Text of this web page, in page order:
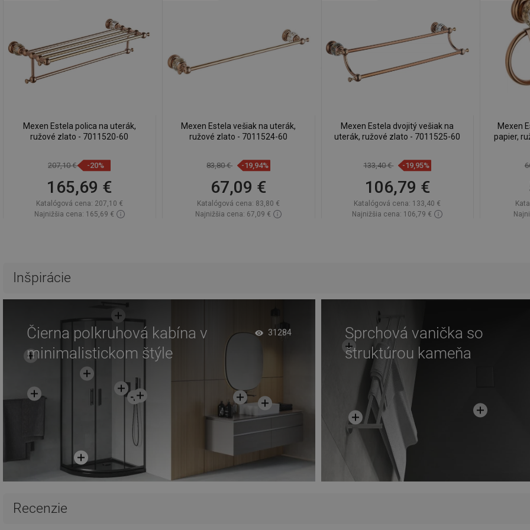
Mexen Estela polica na uterák,
ružové zlato - 7011520-60
207,10 € -20%
165,69 €
Katalógová cena: 207,10 €
Najnižšia cena: 165,69 €
Porovnaj
Mexen Estela vešiak na uterák,
ružové zlato - 7011524-60
83,80 € -19,94%
67,09 €
Katalógová cena: 83,80 €
Najnižšia cena: 67,09 €
Mexen Estela dvojitý vešiak na
uterák, ružové zlato - 7011525-60
133,40 € -19,95%
106,79 €
Katalógová cena: 133,40 €
Najnižšia cena: 106,79 €
Mexen
papier,
Inšpirácie
Čierna polkruhová kabína v
minimalistickom štýle
31284
Sprchová vanička so
štruktúrou kameňa
Recenzie